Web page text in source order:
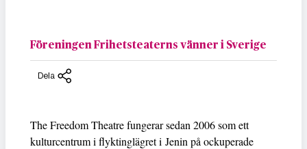
Föreningen Frihetsteaterns vänner i Sverige
Dela
The Freedom Theatre fungerar sedan 2006 som ett
kulturcentrum i flyktinglägret i Jenin på ockuperade